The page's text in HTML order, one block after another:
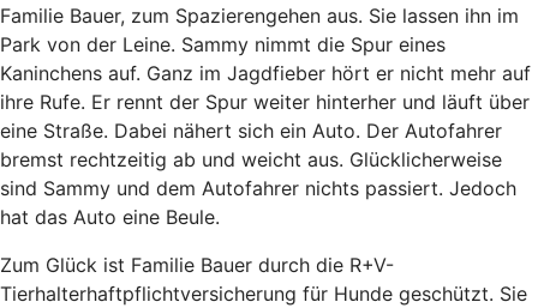
Familie Bauer, zum Spazierengehen aus. Sie lassen ihn im
Park von der Leine. Sammy nimmt die Spur eines
Kaninchens auf. Ganz im Jagdfieber hört er nicht mehr auf
ihre Rufe. Er rennt der Spur weiter hinterher und läuft über
eine Straße. Dabei nähert sich ein Auto. Der Autofahrer
bremst rechtzeitig ab und weicht aus. Glücklicherweise
sind Sammy und dem Autofahrer nichts passiert. Jedoch
hat das Auto eine Beule.
Zum Glück ist Familie Bauer durch die R+V-
Tierhalterhaftpflichtversicherung für Hunde geschützt. Sie